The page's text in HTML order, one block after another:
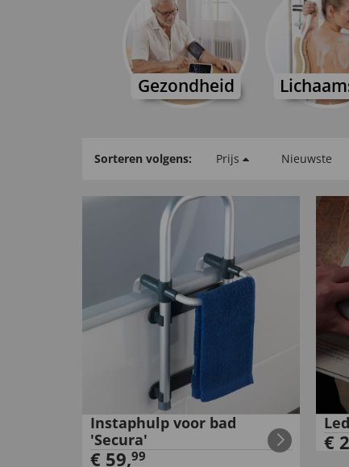
Gezondheid
Sorteren volgens: Prijs Nieuwste
Instaphulp voor bad
'Secura'
€ 59,99
€